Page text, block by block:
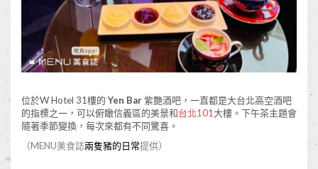
位於W Hotel 31樓的Yen Bar紫艷酒吧，一直都是大台北高空酒吧
的指標之一，可以俯瞰信義區的美景和台北101大樓。下午茶主題會
隨著季節變換，每次來都有不同驚喜。
（MENU美食誌兩隻豬的日常提供）